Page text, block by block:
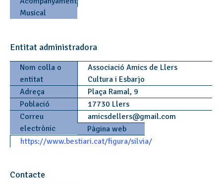
Musical
Entitat administradora
Nom colla o
entitat
Associació Amics de Llers
Cultura i Esbarjo
Adreça
Plaça Ramal, 9
Població
17730 Llers
Correu
electrònic
amicsdellers@gmail.com
Pàgina web
https://www.bestiari.cat/figura/silvia/
Contacte